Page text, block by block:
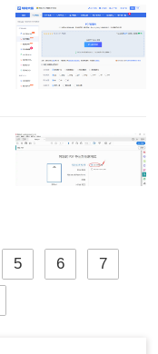
5 6 7